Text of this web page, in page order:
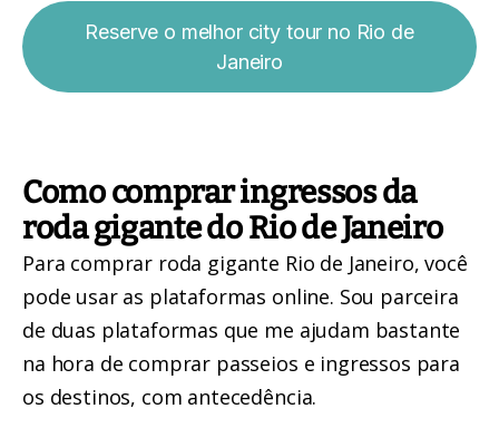
Reserve o melhor city tour no Rio de
Janeiro
Como comprar ingressos da
roda gigante do Rio de Janeiro
Para comprar roda gigante Rio de Janeiro, você
pode usar as plataformas online. Sou parceira
de duas plataformas que me ajudam bastante
na hora de comprar passeios e ingressos para
os destinos, com antecedência.